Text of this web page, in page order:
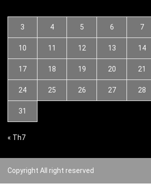
3 4 5 6 7
10 11 12 13 14
17 18 19 20 21
24 25 26 27 28
31
« Th7
Copyright All right reserved